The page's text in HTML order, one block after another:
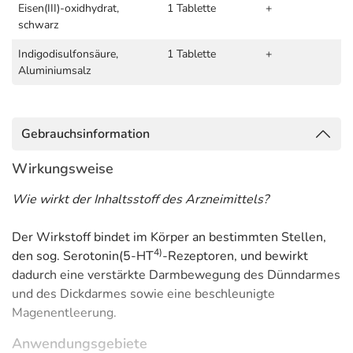
Eisen(III)-oxidhydrat,
schwarz
1 Tablette +
Indigodisulfonsäure,
Aluminiumsalz
1 Tablette +
Gebrauchsinformation
Wirkungsweise
Wie wirkt der Inhaltsstoff des Arzneimittels?
Der Wirkstoff bindet im Körper an bestimmten Stellen,
den sog. Serotonin(5-HT4)-Rezeptoren, und bewirkt
dadurch eine verstärkte Darmbewegung des Dünndarmes
und des Dickdarmes sowie eine beschleunigte
Magenentleerung.
Anwendungsgebiete